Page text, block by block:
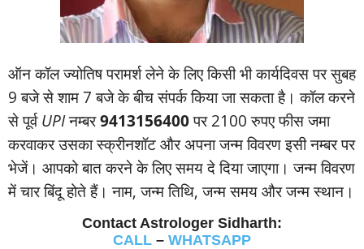
ऑन कॉल ज्‍योतिष परामर्श लेने के लिए किसी भी कार्यदिवस पर सुबह
9 बजे से शाम 7 बजे के बीच संपर्क किया जा सकता है। कॉल करने
से पूर्वUPIनम्‍बर9413156400पर 2100 रुपए फीस जमा
करवाकर उसका स्‍क्रीनशॉट और अपना जन्‍म विवरण इसी नम्‍बर पर
भेजें। आपको बात करने के लिए समय दे दिया जाएगा। जन्‍म विवरण
में चार बिंदू होते हैं। नाम, जन्‍म तिथि, जन्‍म समय और जन्‍म स्‍थान।
Contact Astrologer Sidharth:
CALL – WHATSAPP